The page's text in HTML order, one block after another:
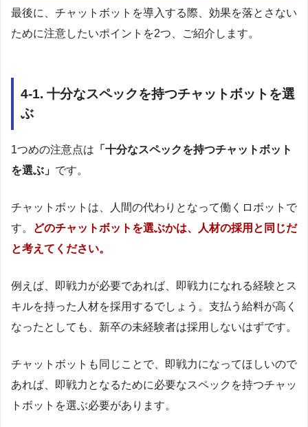
最後に、チャットボットを導入する際、効果を落とさない
ために注意したいポイントを2つ、ご紹介します。
4-1. 十分なスペックを持つチャットボットを選
ぶ
1つめの注意点は 「十分なスペックを持つチャットボット
を選ぶ」 です。
チャットボットは、人間の代わりとなって働くロボットで
す。
どのチャットボットを選ぶかは、人材の採用と同じだ
と考えてください。
例えば、即戦力が必要であれば、即戦力になれる経験とス
キルを持った人材を採用するでしょう。支払う給料が高く
なったとしても、新卒の未経験者は採用しないはずです。
チャットボットも同じことで、即戦力になってほしいので
あれば、即戦力となるために必要なスペックを持つチャッ
トボットを選ぶ必要があります。